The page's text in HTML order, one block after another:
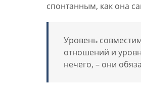
спонтанным, как она
Уровень
отношений и
нечего, – они